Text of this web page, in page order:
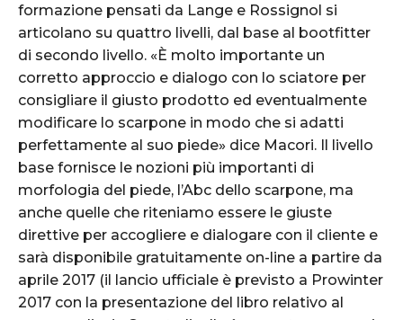
formazione pensati da Lange e Rossignol si
articolano su quattro livelli, dal base al bootfitter
di secondo livello. «È molto importante un
corretto approccio e dialogo con lo sciatore per
consigliare il giusto prodotto ed eventualmente
modificare lo scarpone in modo che si adatti
perfettamente al suo piede» dice Macori. Il livello
base fornisce le nozioni più importanti di
morfologia del piede, l’Abc dello scarpone, ma
anche quelle che riteniamo essere le giuste
direttive per accogliere e dialogare con il cliente e
sarà disponibile gratuitamente on-line a partire da
aprile 2017 (il lancio ufficiale è previsto a Prowinter
2017 con la presentazione del libro relativo al